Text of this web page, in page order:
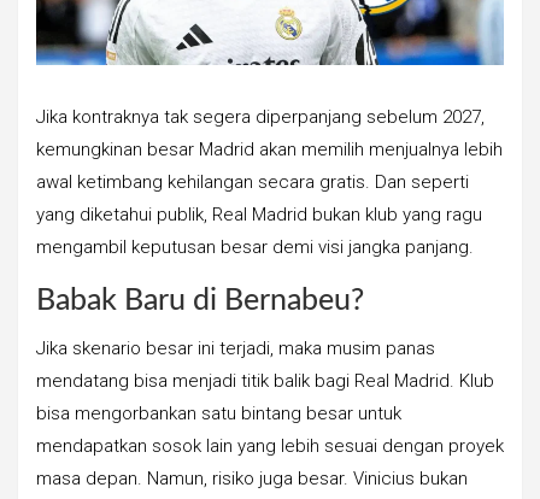
Jika kontraknya tak segera diperpanjang sebelum 2027,
kemungkinan besar Madrid akan memilih menjualnya lebih
awal ketimbang kehilangan secara gratis. Dan seperti
yang diketahui publik, Real Madrid bukan klub yang ragu
mengambil keputusan besar demi visi jangka panjang.
Babak Baru di Bernabeu?
Jika skenario besar ini terjadi, maka musim panas
mendatang bisa menjadi titik balik bagi Real Madrid. Klub
bisa mengorbankan satu bintang besar untuk
mendapatkan sosok lain yang lebih sesuai dengan proyek
masa depan. Namun, risiko juga besar. Vinicius bukan